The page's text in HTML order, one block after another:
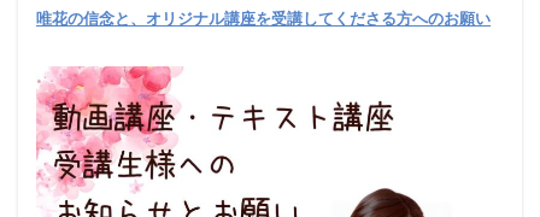
唯花の信念と、オリジナル講座を受講してくださる方へのお願い